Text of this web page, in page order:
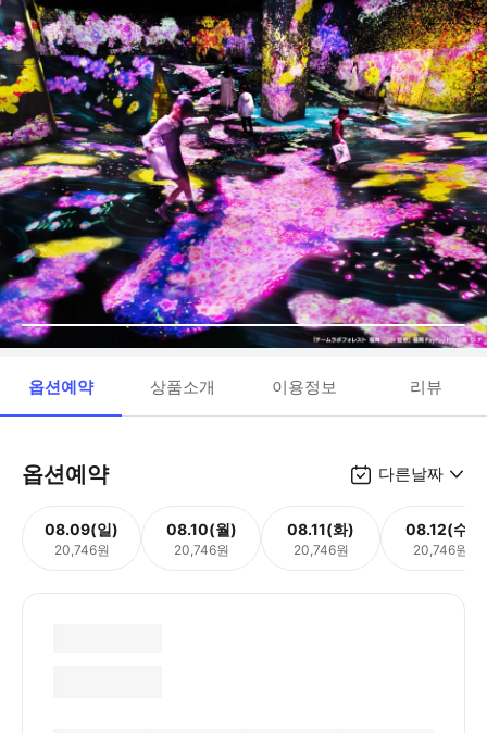
옵션예약 상품소개 이용정보 리뷰
옵션예약 다른날짜
08.09(일)
20,746원
08.10(월)
20,746원
08.11(화)
20,746원
08.12(수)
20,746원